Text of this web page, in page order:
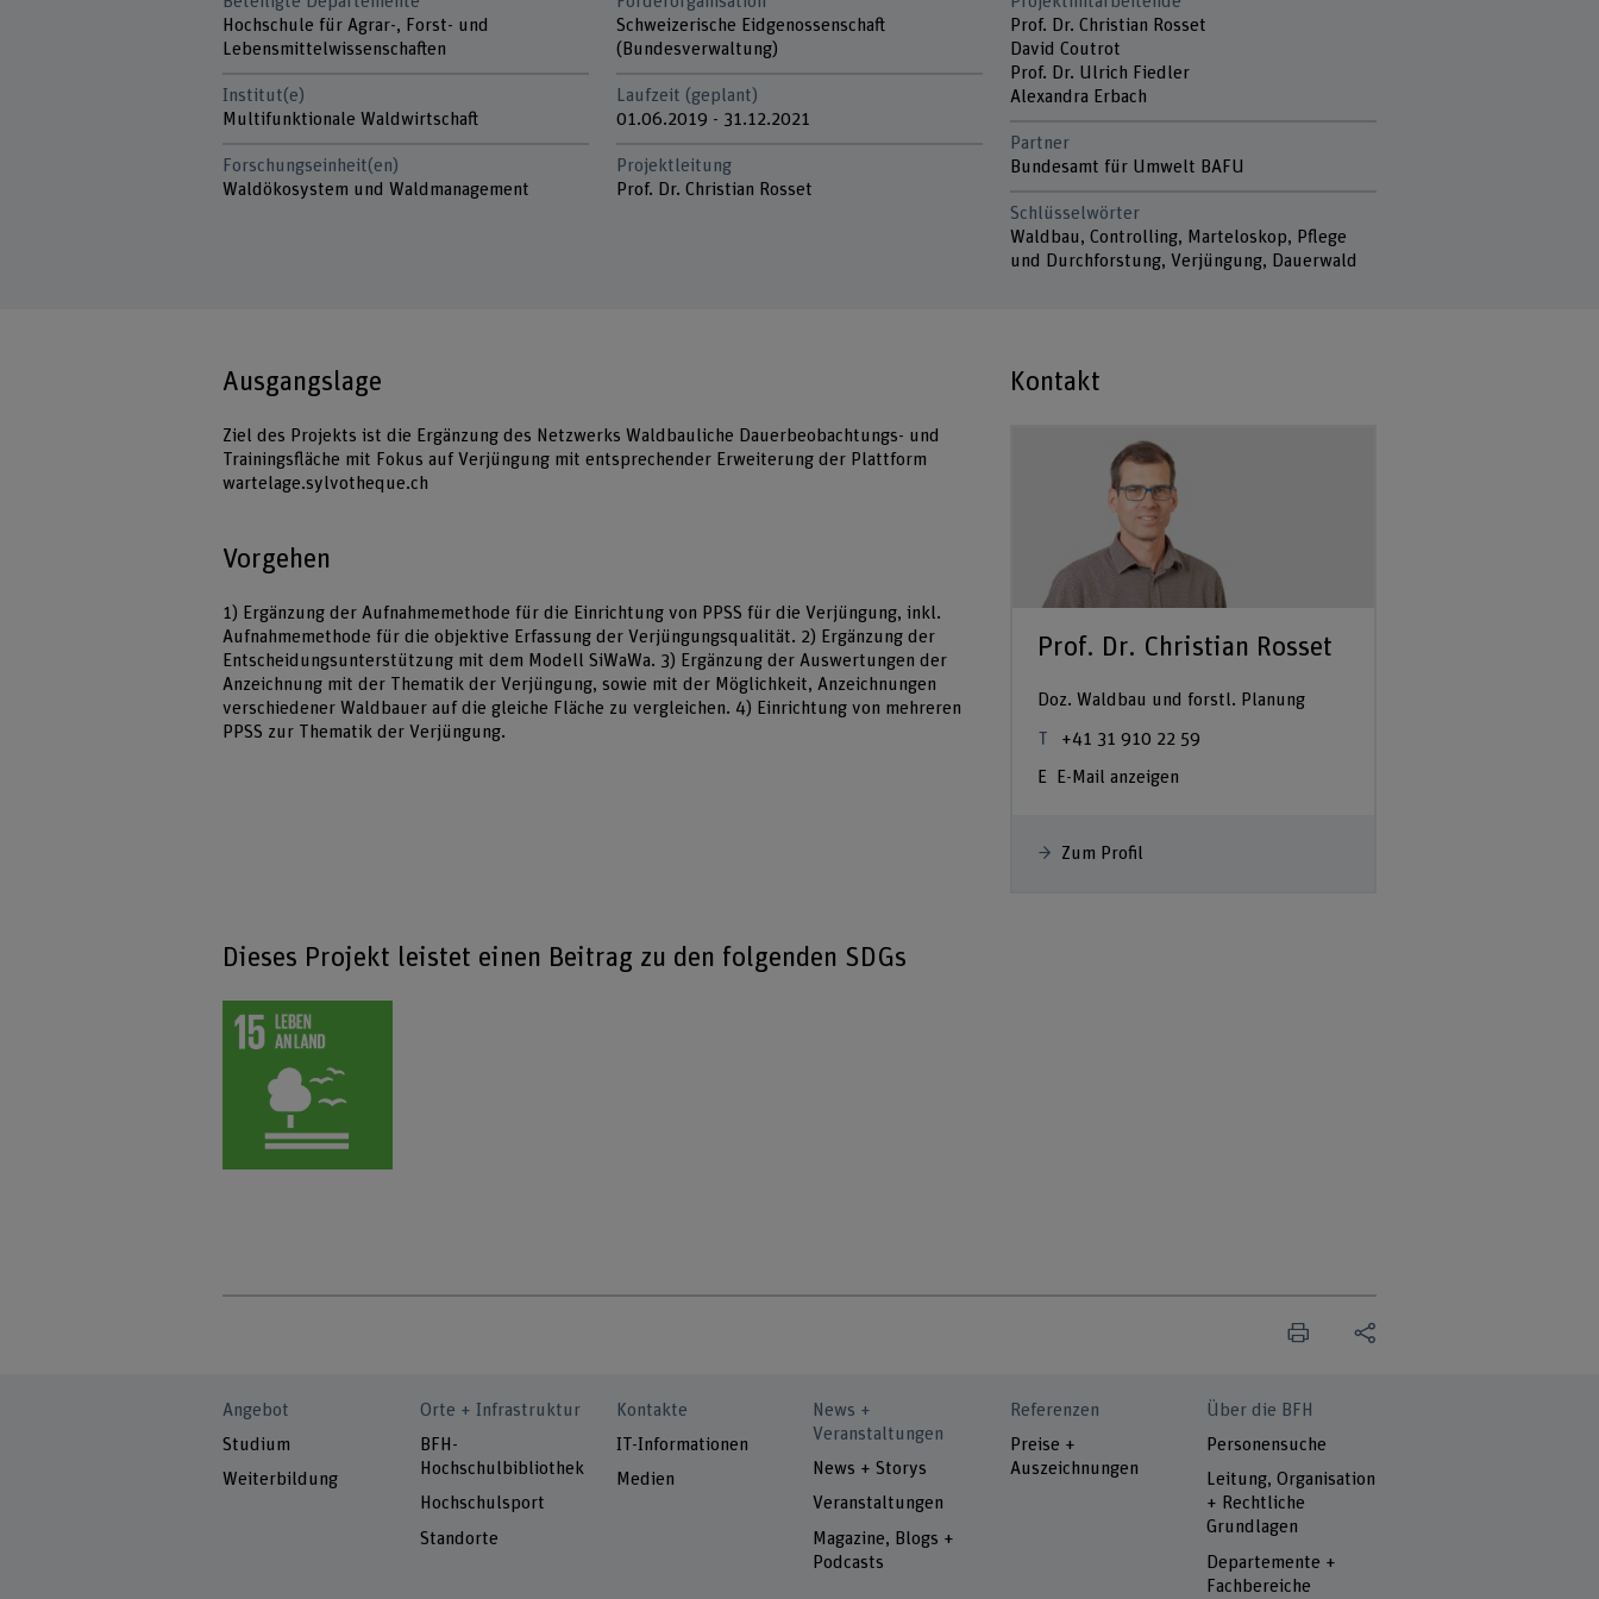
Hochschule für Agrar-, Forst- und
Lebensmittelwissenschaften
Institut(e)
Multifunktionale Waldwirtschaft
Forschungseinheit(en)
Waldökosystem und Waldmanagement
Schweizerische Eidgenossenschaft
(Bundesverwaltung)
Laufzeit (geplant)
01.06.2019 - 31.12.2021
Projektleitung
Prof. Dr. Christian Rosset
Prof. Dr. Christian Rosset
David Coutrot
Prof. Dr. Ulrich Fiedler
Alexandra Erbach
Partner
Bundesamt für Umwelt BAFU
Schlüsselwörter
Waldbau, Controlling, Marteloskop, Pflege
und Durchforstung, Verjüngung, Dauerwald
Ausgangslage
Ziel des Projekts ist die Ergänzung des Netzwerks Waldbauliche Dauerbeobachtungs- und
Trainingsfläche mit Fokus auf Verjüngung mit entsprechender Erweiterung der Plattform
wartelage.sylvotheque.ch
Vorgehen
1) Ergänzung der Aufnahmemethode für die Einrichtung von PPSS für die Verjüngung, inkl.
Aufnahmemethode für die objektive Erfassung der Verjüngungsqualität. 2) Ergänzung der
Entscheidungsunterstützung mit dem Modell SiWaWa. 3) Ergänzung der Auswertungen der
Anzeichnung mit der Thematik der Verjüngung, sowie mit der Möglichkeit, Anzeichnungen
verschiedener Waldbauer auf die gleiche Fläche zu vergleichen. 4) Einrichtung von mehreren
PPSS zur Thematik der Verjüngung.
Kontakt
Prof. Dr. Christian Rosset
Doz. Waldbau und forstl. Planung
+41 31 910 22 59
E-Mail anzeigen
Zum Profil
Dieses Projekt leistet einen Beitrag zu den folgenden SDGs
Angebot
Studium
Weiterbildung
Orte + Infrastruktur
BFH-
Hochschulbibliothek
Hochschulsport
Standorte
Kontakte
IT-Informationen
Medien
News +
Veranstaltungen
News + Storys
Veranstaltungen
Magazine, Blogs +
Podcasts
Referenzen
Preise +
Auszeichnungen
Über die BFH
Personensuche
Leitung, Organisation
+ Rechtliche
Grundlagen
Departemente +
Fachbereiche